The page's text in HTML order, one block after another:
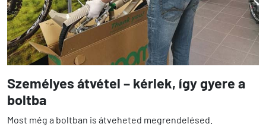
Személyes átvétel – kérlek, így gyere a
boltba
Most még a boltban is átveheted megrendelésed.